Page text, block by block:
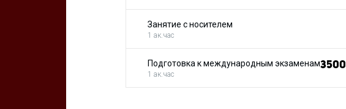
Занятие с носителем
1 ак.час
Подготовка к международным экзаменам
1 ак.час
3500